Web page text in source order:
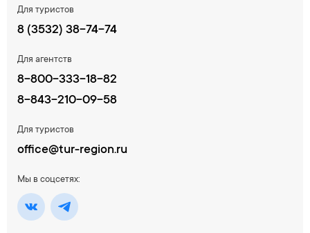
Для туристов
8 (3532) 38-74-74
Для агентств
8-800-333-18-82
8-843-210-09-58
Для туристов
office@tur-region.ru
Мы в соцсетях: